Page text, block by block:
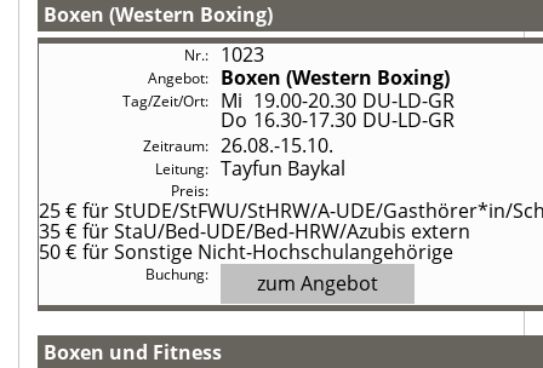
Boxen (Western Boxing)
1023
Boxen (Western Boxing)
Mi 19.00-20.30 DU-LD-GR
Do 16.30-17.30 DU-LD-GR
26.08.-15.10.
Tayfun Baykal
25 € für StUDE/StFWU/StHRW/A-UDE/Gasthörer*in/
35 € für StaU/Bed-UDE/Bed-HRW/Azubis extern
50 € für Sonstige Nicht-Hochschulangehörige
zum Angebot
Boxen und Fitness